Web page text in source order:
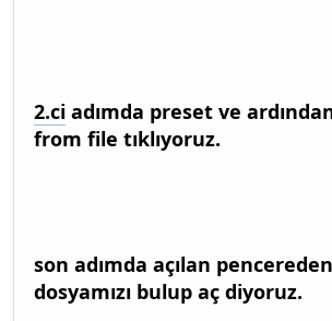
2.ci adımda preset ve
from file tıklıyoruz.
son adımda açılan
dosyamızı bulup aç diyoruz.